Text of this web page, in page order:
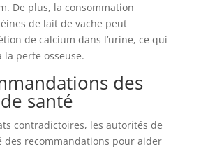
De plus, la consommation
de lait de vache peut
de calcium dans l’urine, ce qui
perte osseuse.
des
santé
contradictoires, les autorités de
des recommandations pour aider